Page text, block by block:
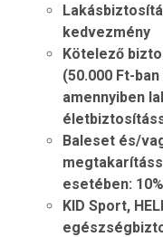
kedvezmény
Kötelező
(50.000 Ft-
amennyiben
Baleset és/
esetében: 10%
KID Sport,